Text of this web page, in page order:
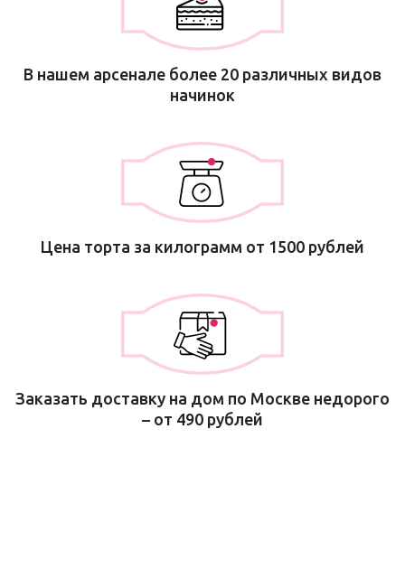
В нашем арсенале более 20 различных видов
начинок
Цена торта за килограмм от 1500 рублей
Заказать доставку на дом по Москве недорого
– от 490 рублей